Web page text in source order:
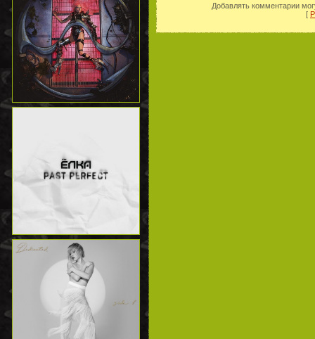
Добавлять комментарии
[